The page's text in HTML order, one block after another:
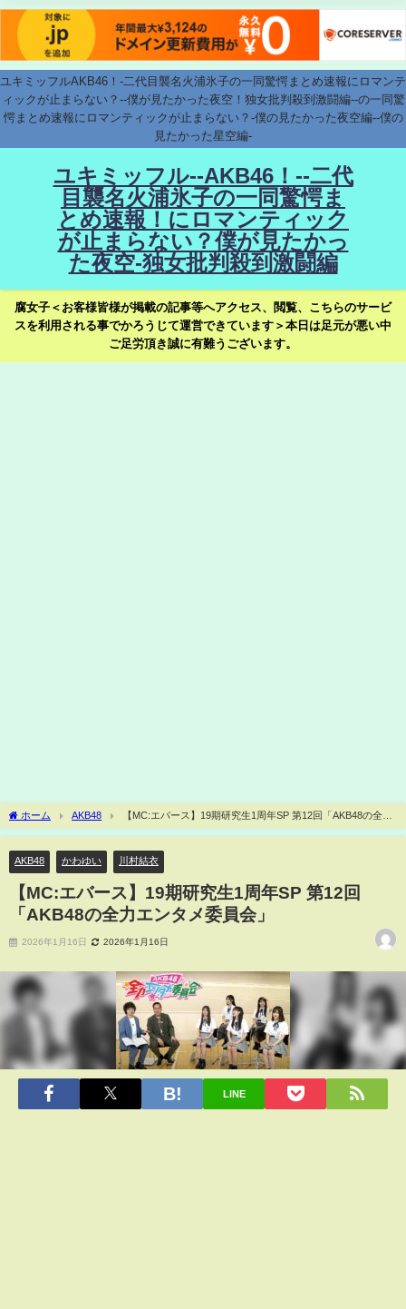
ユキミッフルAKB46！-二代目襲名火浦氷子の一同驚愕まとめ速報にロマンテ
ィックが止まらない？--僕が見たかった夜空！独女批判殺到激闘編--の一同驚
愕まとめ速報にロマンティックが止まらない？-僕の見たかった夜空編--僕の
見たかった星空編-
ユキミッフル--AKB46！--二代
目襲名火浦氷子の一同驚愕ま
とめ速報！にロマンティック
が止まらない？僕が見たかっ
た夜空-独女批判殺到激闘編
腐女子＜お客様皆様が掲載の記事等へアクセス、閲覧、こちらのサービ
スを利用される事でかろうじて運営できています＞本日は足元が悪い中
ご足労頂き誠に有難うございます。
ホーム AKB48
【MC:エバース】19期研究生1周年SP 第12回「AKB48の全力
エンタメ委員会」
AKB48 かわゆい 川村結衣
【MC:エバース】19期研究生1周年SP 第12回
「AKB48の全力エンタメ委員会」
2026年1月16日 2026年1月16日
LINE